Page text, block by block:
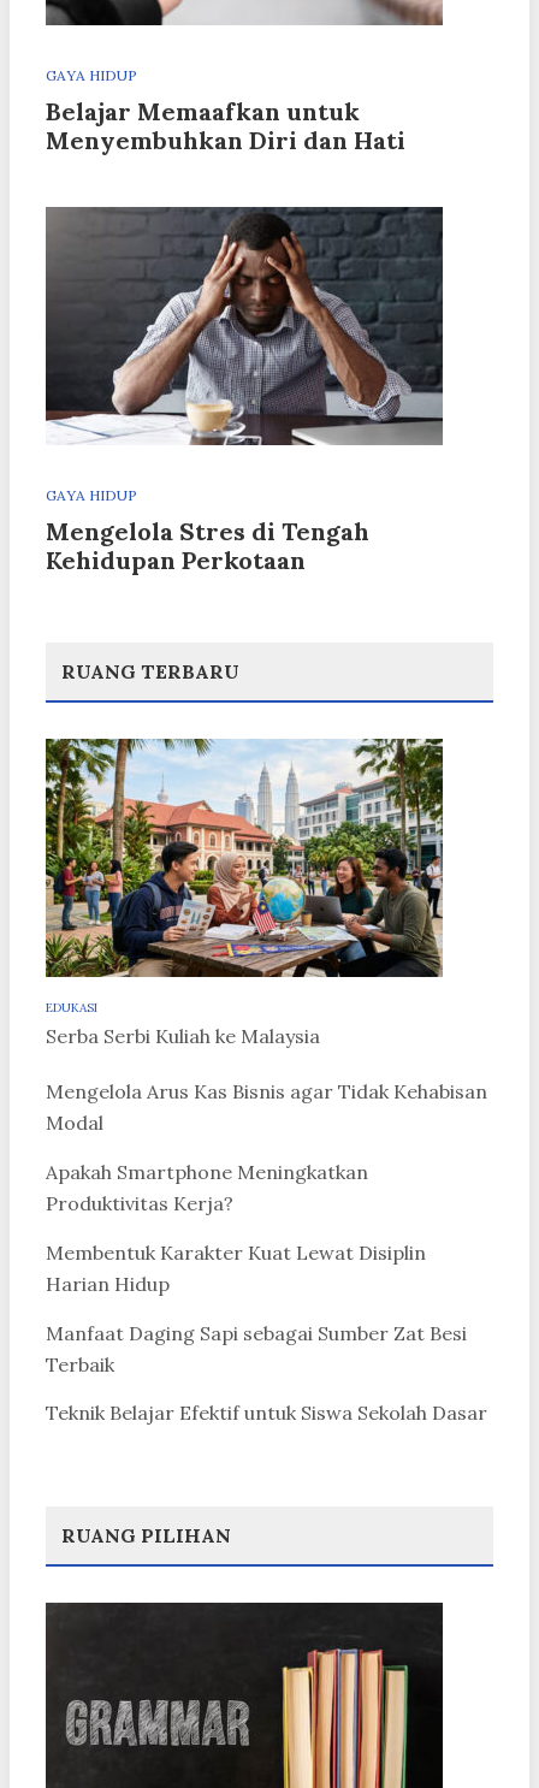
GAYA HIDUP
Belajar Memaafkan untuk
Menyembuhkan Diri dan Hati
GAYA HIDUP
Mengelola Stres di Tengah
Kehidupan Perkotaan
RUANG TERBARU
EDUKASI
Serba Serbi Kuliah ke Malaysia
Mengelola Arus Kas Bisnis agar Tidak Kehabisan
Modal
Apakah Smartphone Meningkatkan
Produktivitas Kerja?
Membentuk Karakter Kuat Lewat Disiplin
Harian Hidup
Manfaat Daging Sapi sebagai Sumber Zat Besi
Terbaik
Teknik Belajar Efektif untuk Siswa Sekolah Dasar
RUANG PILIHAN